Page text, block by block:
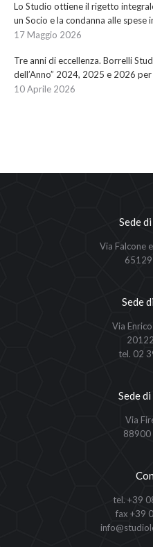
Lo Studio ottiene il rigetto
un Socio e la condanna alle spese
17 Maggio 2026
Tre anni di eccellenza. Borrelli
dell’Anno” 2024, 2025 e 2026
10 Aprile 2026
Sede
Via Falcone
65129
Sede
Via
tel. 02
Sede
Via
88900
tel. +39
fax +39